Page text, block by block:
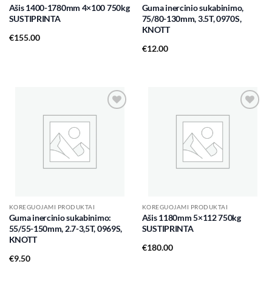
Ašis 1400-1780mm 4×100 750kg
SUSTIPRINTA
€155.00
Guma inercinio sukabinimo,
75/80-130mm, 3.5T, 0970S,
KNOTT
€12.00
KOREGUOJAMI PRODUKTAI
Guma inercinio sukabinimo:
55/55-150mm, 2.7-3,5T, 0969S,
KNOTT
€9.50
KOREGUOJAMI PRODUKTAI
Ašis 1180mm 5×112 750kg
SUSTIPRINTA
€180.00